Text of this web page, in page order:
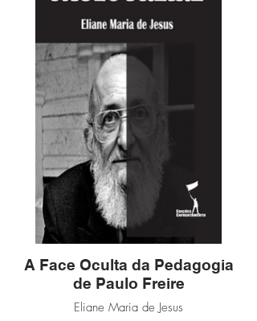
A Face Oculta da Pedagogia
de Paulo Freire
Eliane Maria de Jesus